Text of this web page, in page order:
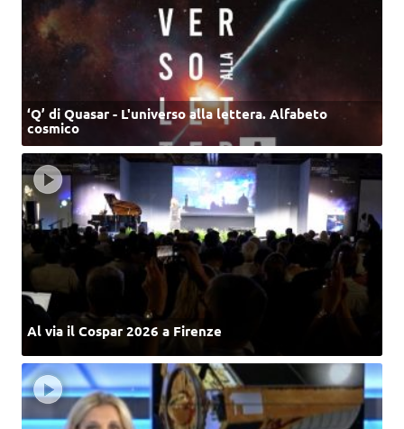
‘Q’ di Quasar - L'universo alla lettera. Alfabeto
cosmico
Al via il Cospar 2026 a Firenze